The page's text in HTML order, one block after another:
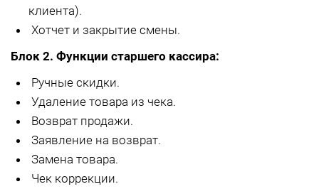
клиента).
Хотчет и закрытие смены.
Блок 2. Функции старшего кассира:
Ручные скидки.
Удаление товара из чека.
Возврат продажи.
Заявление на возврат.
Замена товара.
Чек коррекции.